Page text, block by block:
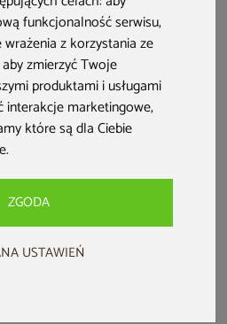
funkcjonalność serwisu,
z korzystania ze
aby zmierzyć Twoje
produktami i usługami
interakcje marketingowe,
które są dla Ciebie
.
ZGODA
USTAWIEŃ
z hydromasażem